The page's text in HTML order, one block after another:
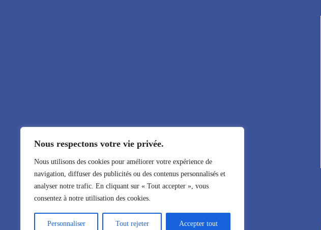
Nous respectons votre vie privée.
Nous utilisons des cookies pour améliorer votre expérience de
navigation, diffuser des publicités ou des contenus personnalisés et
analyser notre trafic. En cliquant sur « Tout accepter », vous
consentez à notre utilisation des cookies.
Personnaliser Tout rejeter Accepter tout